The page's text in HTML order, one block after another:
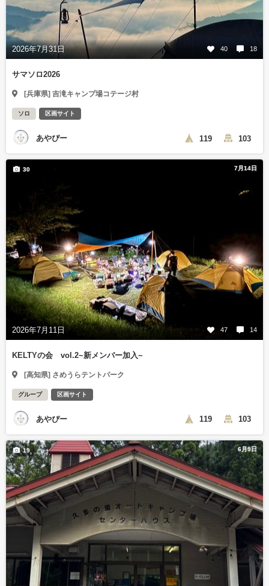
2026年7月31日 40 18
サマソロ2026
[兵庫県] 吉滝キャンプ場コテージ村
ソロ 区画サイト
あやぴー 119 103
7月14日
2026年7月11日 47 14
30
KELTYの会 vol.2~新メンバー加入~
[高知県] さめうらテントパーク
グループ 区画サイト
あやぴー 119 103
6月9日
19